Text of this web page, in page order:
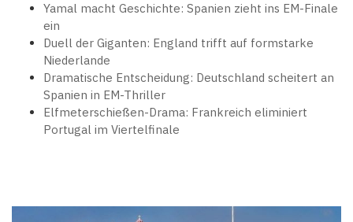
Yamal macht Geschichte: Spanien zieht ins EM-Finale
ein
Duell der Giganten: England trifft auf formstarke
Niederlande
Dramatische Entscheidung: Deutschland scheitert an
Spanien in EM-Thriller
Elfmeterschießen-Drama: Frankreich eliminiert
Portugal im Viertelfinale